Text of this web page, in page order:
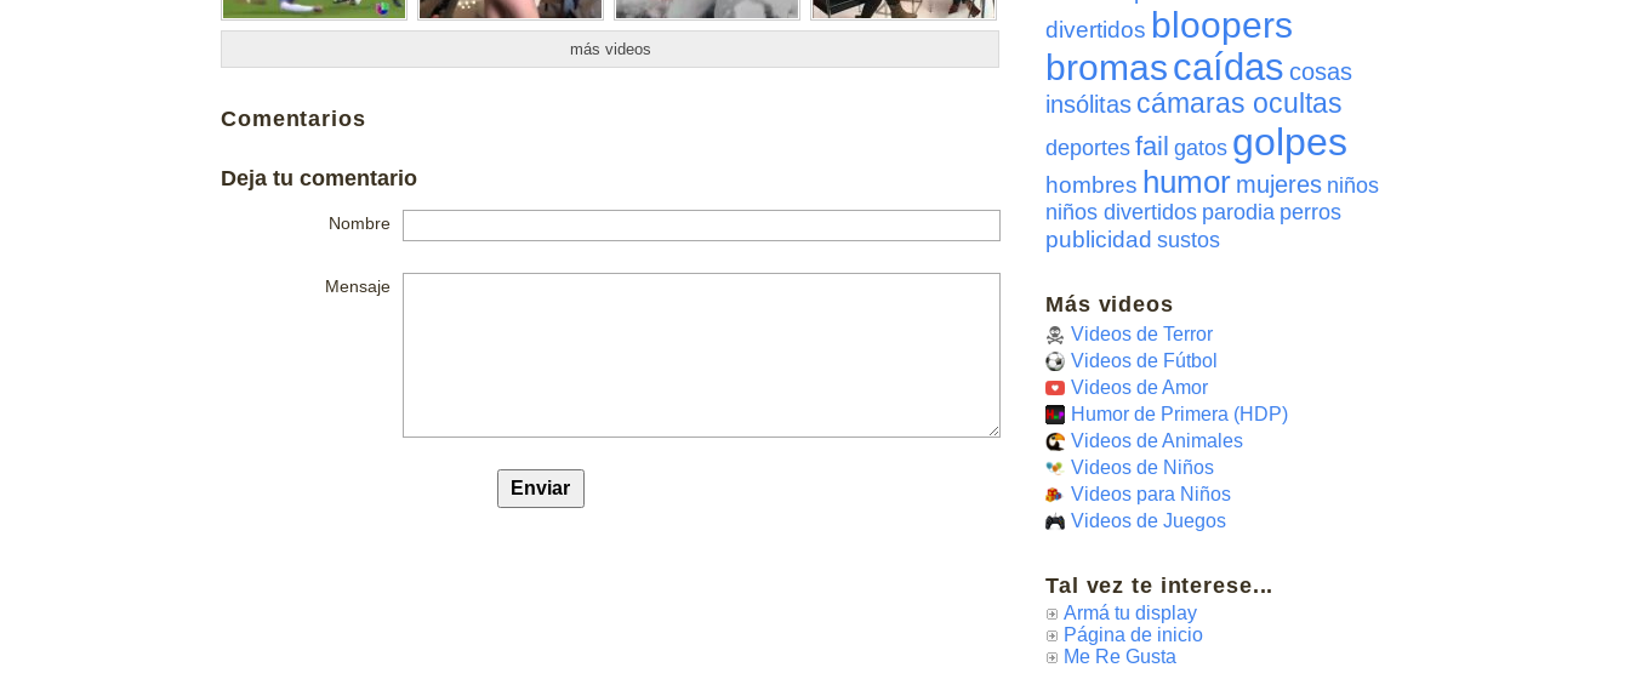
más videos
Comentarios
Deja tu comentario
Nombre
Mensaje
divertidos bloopers
bromascaídas cosas
insólitas cámaras ocultas
deportes fail gatos golpes
hombres humor mujeres niños
niños divertidos parodia perros
publicidad sustos
Más videos
Videos de Terror
Videos de Fútbol
Videos de Amor
Humor de Primera (HDP)
Videos de Animales
Videos de Niños
Videos para Niños
Videos de Juegos
Tal vez te interese...
Armá tu display
Página de inicio
Me Re Gusta